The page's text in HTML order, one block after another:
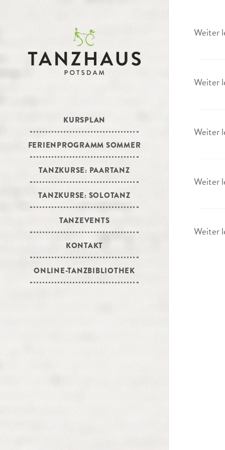
KURSPLAN
FERIENPROGRAMM SOMMER
TANZKURSE: PAARTANZ
TANZKURSE: SOLOTANZ
TANZEVENTS
KONTAKT
ONLINE-TANZBIBLIOTHEK
Weiter
Weiter
Weiter
Weiter
Weiter